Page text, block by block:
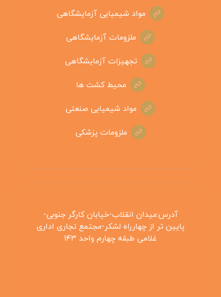
مواد شیمیایی آزمایشگاهی
ملزومات آزمایشگاهی
تجهیزات آزمایشگاهی
محیط کشت ها
مواد شیمیایی صنعتی
ملزومات پزشکی
آدرس:میدان انقلاب-خیابان کارگر جنوبی-
پایین تر از چهارراه لشکر-مجتمع تجاری اداری
غلامی طبقه چهارم واحد ۱۴۳